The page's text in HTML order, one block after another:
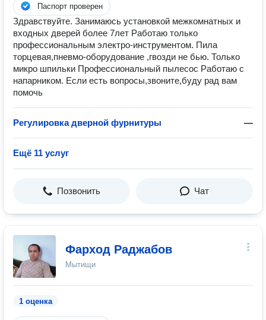
Паспорт проверен
Здравствуйте. Занимаюсь установкой межкомнатных и
входных дверей более 7лет Работаю только
профессиональным электро-инструментом. Пила
торцевая,пневмо-оборудование ,гвозди не бью. Только
микро шпильки Профессиональный пылесос Работаю с
напарником. Если есть вопросы,звоните,буду рад вам
помочь
Регулировка дверной фурнитуры —
Ещё 11 услуг
Позвонить Чат
Фарход Раджабов
Мытищи
1 оценка